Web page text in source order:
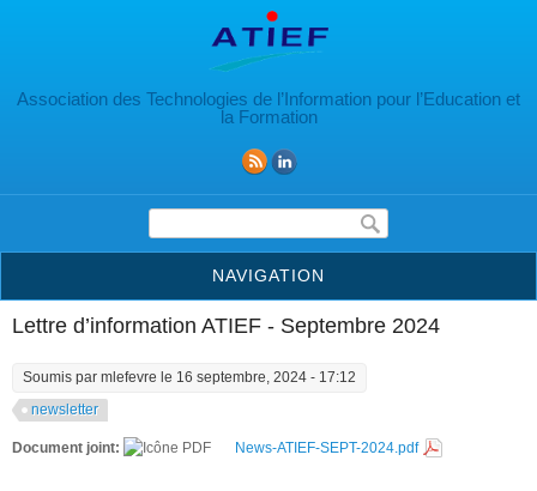
Association des Technologies de l’Information pour l’Education et
la Formation
Formulaire de recherche
NAVIGATION
Lettre d’information ATIEF - Septembre 2024
Soumis par mlefevre le 16 septembre, 2024 - 17:12
newsletter
Document joint: News-ATIEF-SEPT-2024.pdf